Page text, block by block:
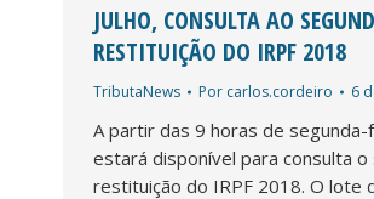
JULHO, CONSULTA AO
RESTITUIÇÃO DO IRPF 2018
TributaNews Por carlos.cordeiro 6
A partir das 9 horas de segunda-
estará disponível para consulta
restituição do IRPF 2018. O lote